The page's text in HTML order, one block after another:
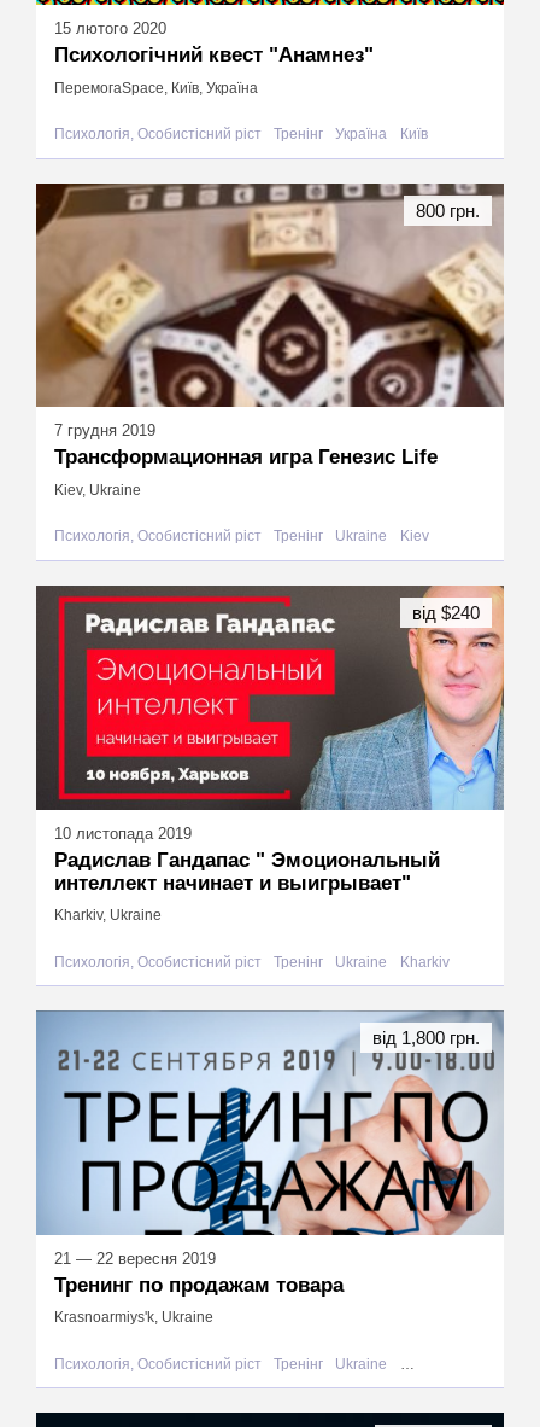
15 лютого 2020
Психологічний квест "Анамнез"
ПеремогаSpace, Київ, Україна
Психологія, Особистісний ріст Тренінг Україна Київ
7 грудня 2019
Трансформационная игра Генезис Life
Kiev, Ukraine
Психологія, Особистісний ріст Тренінг Ukraine Kiev
800 грн.
10 листопада 2019
Радислав Гандапас " Эмоциональный
интеллект начинает и выигрывает"
Kharkiv, Ukraine
Психологія, Особистісний ріст Тренінг Ukraine Kharkiv
від $240
21 — 22 вересня 2019
Тренинг по продажам товара
Krasnoarmiys'k, Ukraine
Психологія, Особистісний ріст Тренінг Ukraine Krasnoarmiys'k
від 1,800 грн.